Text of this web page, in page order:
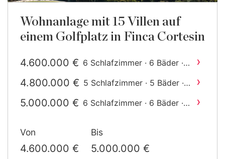
Wohnanlage mit 15 Villen auf
einem Golfplatz in Finca Cortesin
4.600.000 € 6 Schlafzimmer · 6 Bäder ·
›
4.800.000 € 5 Schlafzimmer · 5 Bäder ·
›
5.000.000 € 6 Schlafzimmer · 6 Bäder ·
›
Von
4.600.000 €
Bis
5.000.000 €